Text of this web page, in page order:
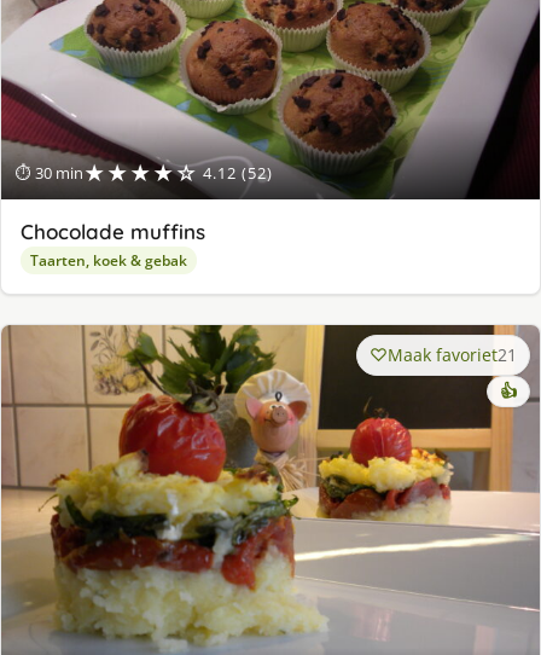
⏱ 30 min★★★★☆ 4.12 (52)
Chocolade muffins
Taarten, koek & gebak
Maak favoriet21
👍